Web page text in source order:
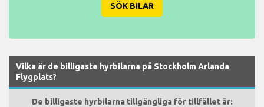
SÖK BILAR
Vilka är de billigaste hyrbilarna på Stockholm Arlanda
Flygplats?
De billigaste hyrbilarna tillgängliga för tillfället är: